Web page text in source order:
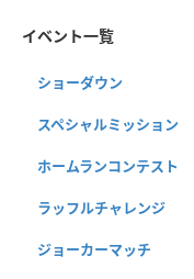
イベント一覧
ショーダウン
スペシャルミッション
ホームランコンテスト
ラッフルチャレンジ
ジョーカーマッチ